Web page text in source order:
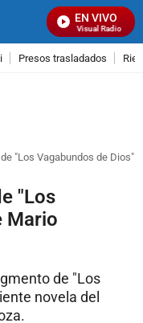
EN VIVO
Señal Visual Radio
Presos trasladados
"Los Vagabundos de Dios"
"Los
Mario
de "Los
novela del